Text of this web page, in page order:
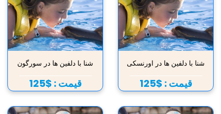
شنا با دلفین ها در اورنسکی
قیمت : $125
شنا با دلفین ها در سورگون
قیمت : $125